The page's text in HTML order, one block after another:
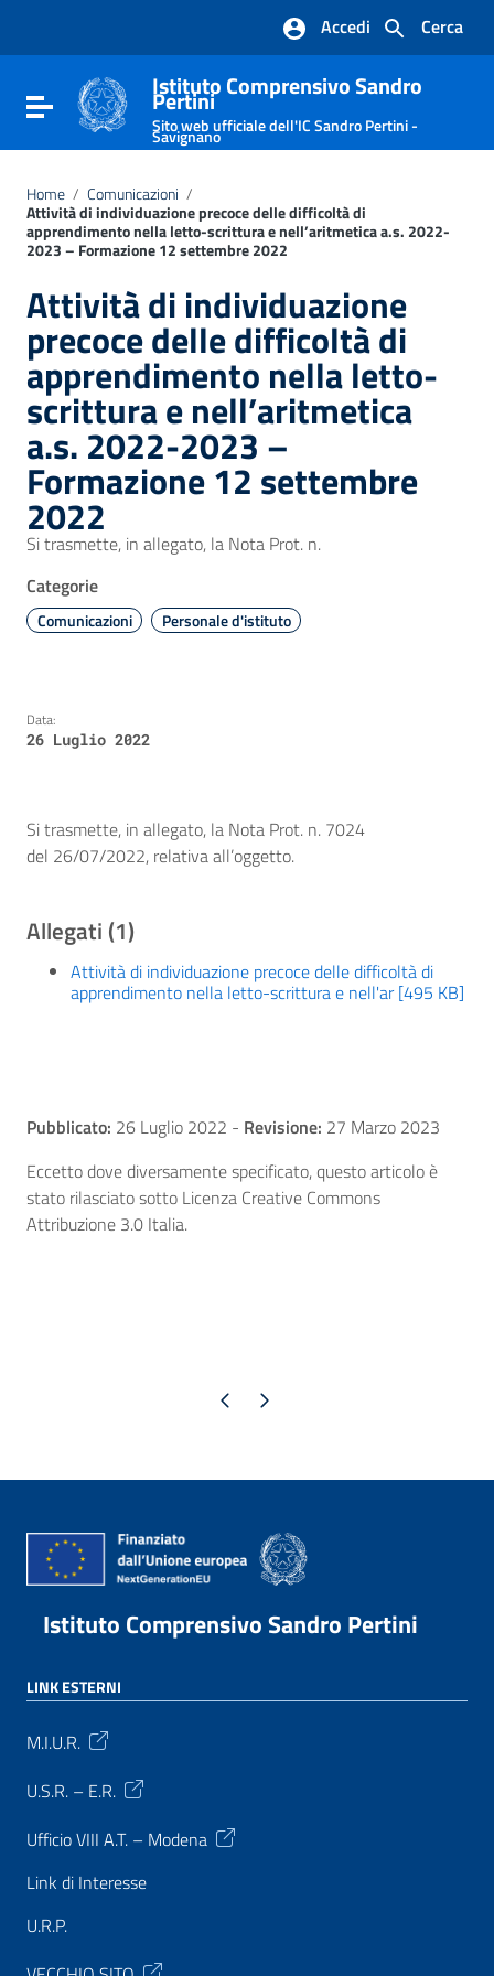
Vai al footer
Cerca
Accedi
Attiva / disattiva la navigazione
Istituto Comprensivo Sandro
Pertini
Sito web ufficiale dell'IC Sandro Pertini -
Savignano
Home / Comunicazioni /
Attività di individuazione precoce delle difficoltà di
apprendimento nella letto-scrittura e nell’aritmetica a.s. 2022-
2023 – Formazione 12 settembre 2022
Attività di individuazione
precoce delle difficoltà di
apprendimento nella letto-
scrittura e nell’aritmetica
a.s. 2022-2023 –
Formazione 12 settembre
2022
Si trasmette, in allegato, la Nota Prot. n.
Categorie
Comunicazioni Personale d'istituto
Data:
26 Luglio 2022
Si trasmette, in allegato, la Nota Prot. n. 7024
del 26/07/2022, relativa all’oggetto.
Allegati (1)
Attività di individuazione precoce delle difficoltà di
apprendimento nella letto-scrittura e nell'ar [495 KB]
Pubblicato: 26 Luglio 2022 - Revisione: 27 Marzo 2023
Eccetto dove diversamente specificato, questo articolo è
stato rilasciato sotto Licenza Creative Commons
Attribuzione 3.0 Italia.
Pagina precedente
Pagina successiva
Istituto Comprensivo Sandro Pertini
LINK ESTERNI
M.I.U.R.
U.S.R. – E.R.
Ufficio VIII A.T. – Modena
Link di Interesse
U.R.P.